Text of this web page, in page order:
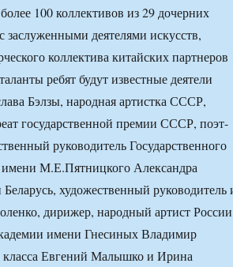
100 коллективов из 29 дочерних
заслуженными деятелями искусств,
коллектива китайских партнеров
ребят будут известные деятели
Бэлзы, народная артистка СССР,
государственной премии СССР, поэт-
руководитель Государственного
имени М.Е.Пятницкого Александра
художественный руководитель
дирижер, народный артист России
имени Гнесиных Владимир
класса Евгений Малышко и Ирина